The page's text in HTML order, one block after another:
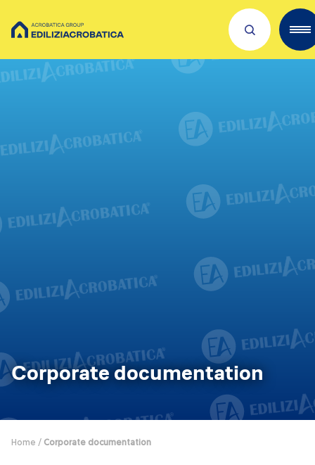
Scopri Acrobatica
Lavora con noi
Academies
Il nostro franchising
Qualità e sicurezza
News
Corporate documentation
Home / Corporate documentation